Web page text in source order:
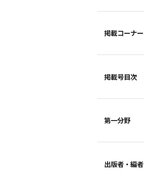
掲載コーナー
掲載号目次
第一分野
出版者・編者